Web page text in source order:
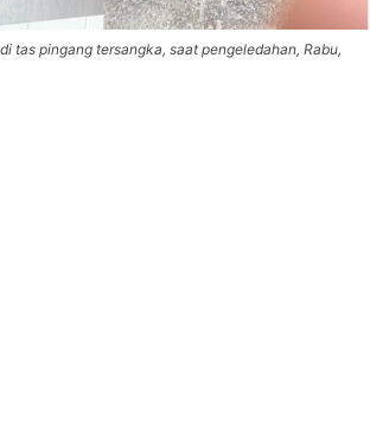
tas pingang tersangka, saat pengeledahan, Rabu,